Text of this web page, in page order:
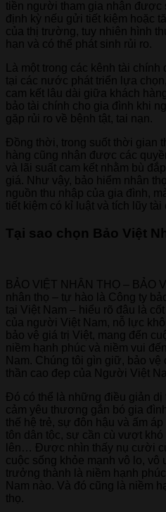
tiền người tham gia nhận được
định kỳ nếu gửi tiết kiệm hoặc
của thị trường, tuy nhiên hình
hạn và có thể phát sinh rủi ro.
Là một trong các kênh tài
tại các nước phát triển lựa
cam kết lâu dài giữa khách
bảo tài chính cho gia đình khi
gặp rủi ro về bệnh tật, tai nạn.
Đồng thời, trong suốt thời gian
hàng cũng nhận được các
và lãi suất cam kết nhằm bù
giá. Như vậy, bảo hiểm nhân
nguồn thu nhập của gia đình,
tiết kiệm có kỉ luật và tích lũy tài
Tại sao chọn Bảo Việt
BẢO VIỆT NHÂN THỌ – BẢO
nhân thọ – tự hào là Công ty
tại Việt Nam – hiểu rõ đâu là
của người Việt Nam, nỗ lực
bảo vệ giá trị Việt, mang đến
niềm hạnh phúc và niềm vui
Nam. Chúng tôi gìn giữ, bảo vệ
thần cao đẹp của Người Việt
Đó có thể là những điều giản
cảm yêu thương gắn bó gia
thế hệ trẻ, sự đôn hậu và ấm
tôn dân tộc, sự cần cù vượt
lên… Được nhìn thấy nụ cười
cuộc sống khỏe mạnh vô lo,
trưởng thành là niềm hạnh
Nam nào. Và đó cũng là niềm
thọ.